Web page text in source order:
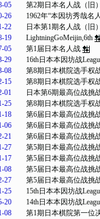
05
第2期日本名人战（旧
26
1962年“本因坊秀哉名
22
日本第1期名人战（旧
19
LightningGoMeijin,6th
05
第1届日本名人战
29
16th日本本因坊战
08
第8期日本棋院选手权
15
第8期日本棋院选手权
01
日本第6期最高位战挑
25
第8期日本棋院选手权
18
第6届日本最高位战挑
06
第6届日本最高位战挑
21
第6届日本最高位战挑
27
第5期日本最高位战挑
17
第5届日本最高位战挑
08
第5届日本最高位战挑
27
第5届日本最高位战挑
25
15th日本本因坊战
20
14th日本本因坊战
08
第1期日本棋院第一位